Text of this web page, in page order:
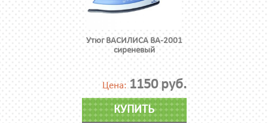
Утюг ВАСИЛИСА ВА-2001
сиреневый
Цена: 1150 руб.
КУПИТЬ